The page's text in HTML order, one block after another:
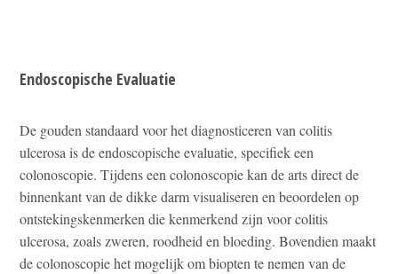
Endoscopische Evaluatie
De gouden standaard voor het diagnosticeren van colitis
ulcerosa is de endoscopische evaluatie, specifiek een
colonoscopie. Tijdens een colonoscopie kan de arts direct de
binnenkant van de dikke darm visualiseren en beoordelen op
ontstekingskenmerken die kenmerkend zijn voor colitis
ulcerosa, zoals zweren, roodheid en bloeding. Bovendien maakt
de colonoscopie het mogelijk om biopten te nemen van de